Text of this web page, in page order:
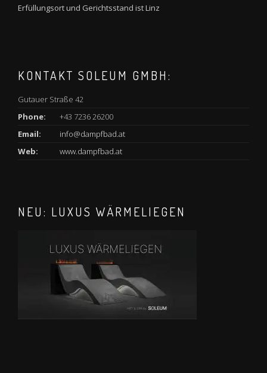
Erfüllungsort und Gerichtsstand ist Linz
KONTAKT SOLEUM GMBH:
Gutauer Straße 42
Phone:
+43 7236 26200
Email:
info@dampfbad.at
Web:
www.dampfbad.at
NEU: LUXUS WÄRMELIEGEN